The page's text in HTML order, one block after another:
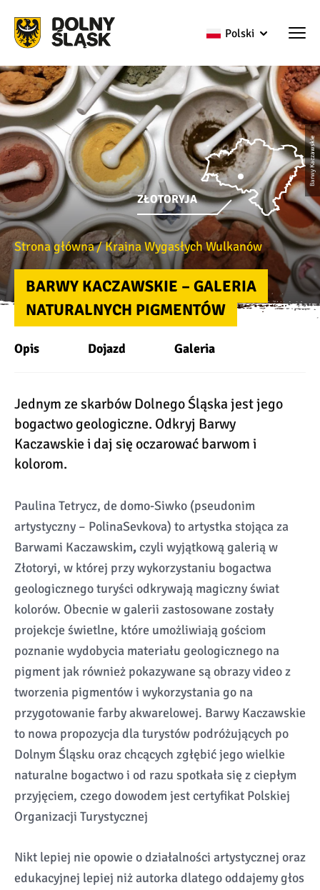
Polski
Barwy Kaczawskie
Strona główna Kraina Wygasłych Wulkanów
BARWY KACZAWSKIE – GALERIA
NATURALNYCH PIGMENTÓW
ZŁOTORYJA
Opis Dojazd Galeria
Jednym ze skarbów Dolnego Śląska jest jego
bogactwo geologiczne. Odkryj Barwy
Kaczawskie i daj się oczarować barwom i
kolorom.
Paulina Tetrycz, de domo-Siwko (pseudonim
artystyczny – PolinaSevkova) to artystka stojąca za
Barwami Kaczawskim,czyli wyjątkową galerią w
Złotoryi, w której przy wykorzystaniu bogactwa
geologicznego turyści odkrywają magiczny świat
kolorów. Obecnie w galerii zastosowane zostały
projekcje świetlne, które umożliwiają gościom
poznanie wydobycia materiału geologicznego na
pigment jak również pokazywane są obrazy video z
tworzenia pigmentów i wykorzystania go na
przygotowanie farby akwarelowej. Barwy Kaczawskie
to nowa propozycja dla turystów podróżujących po
Dolnym Śląsku oraz chcących zgłębić jego wielkie
naturalne bogactwo i od razu spotkała się z ciepłym
przyjęciem, czego dowodem jest certyfikat Polskiej
Organizacji Turystycznej
Nikt lepiej nie opowie o działalności artystycznej oraz
edukacyjnej lepiej niż autorka dlatego oddajemy głos